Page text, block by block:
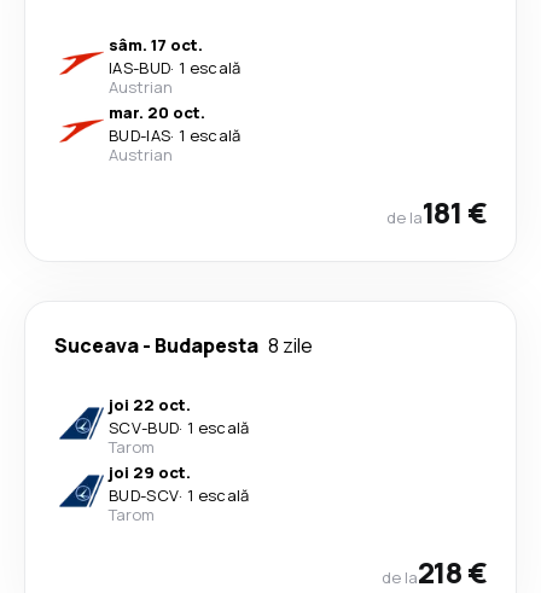
sâm. 17 oct.
IAS-BUD· 1 escală
Austrian
mar. 20 oct.
BUD-IAS· 1 escală
Austrian
de la181 €
Suceava- Budapesta 8 zile
joi 22 oct.
SCV-BUD· 1 escală
Tarom
joi 29 oct.
BUD-SCV· 1 escală
Tarom
de la218 €